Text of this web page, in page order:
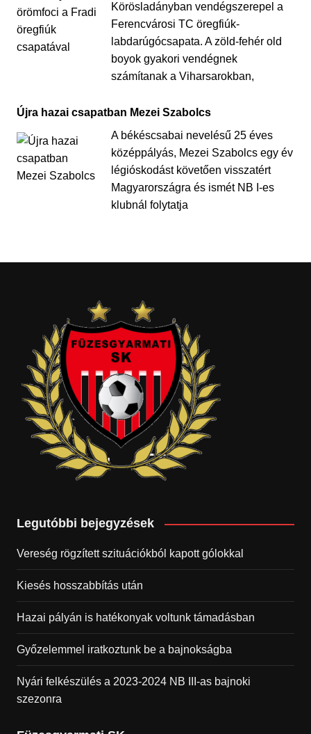
Körösladányban vendégszerepel a
Ferencvárosi TC öregfiúk-
labdarúgócsapata. A zöld-fehér old
boyok gyakori vendégnek
számítanak a Viharsarokban,
Újra hazai csapatban Mezei Szabolcs
A békéscsabai nevelésű 25 éves
középpályás, Mezei Szabolcs egy év
légióskodást követően visszatért
Magyarországra és ismét NB I-es
klubnál folytatja
Legutóbbi bejegyzések
Vereség rögzített szituációkból kapott gólokkal
Kiesés hosszabbítás után
Hazai pályán is hatékonyak voltunk támadásban
Győzelemmel iratkoztunk be a bajnokságba
Nyári felkészülés a 2023-2024 NB III-as bajnoki
szezonra